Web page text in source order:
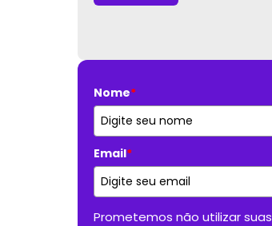
Nome*
Email*
Prometemos não utilizar suas